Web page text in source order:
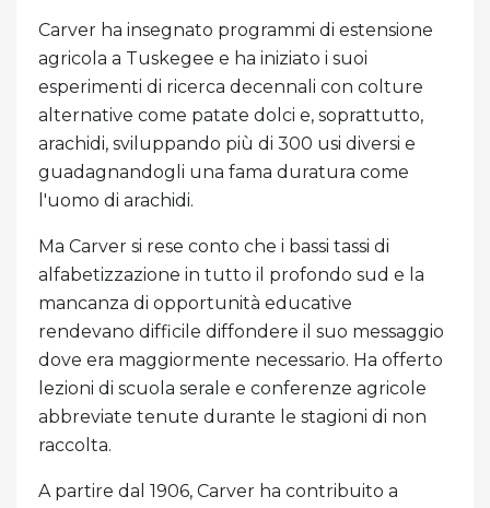
Carver ha insegnato programmi di estensione
agricola a Tuskegee e ha iniziato i suoi
esperimenti di ricerca decennali con colture
alternative come patate dolci e, soprattutto,
arachidi, sviluppando più di 300 usi diversi e
guadagnandogli una fama duratura come
l'uomo di arachidi.
Ma Carver si rese conto che i bassi tassi di
alfabetizzazione in tutto il profondo sud e la
mancanza di opportunità educative
rendevano difficile diffondere il suo messaggio
dove era maggiormente necessario. Ha offerto
lezioni di scuola serale e conferenze agricole
abbreviate tenute durante le stagioni di non
raccolta.
A partire dal 1906, Carver ha contribuito a